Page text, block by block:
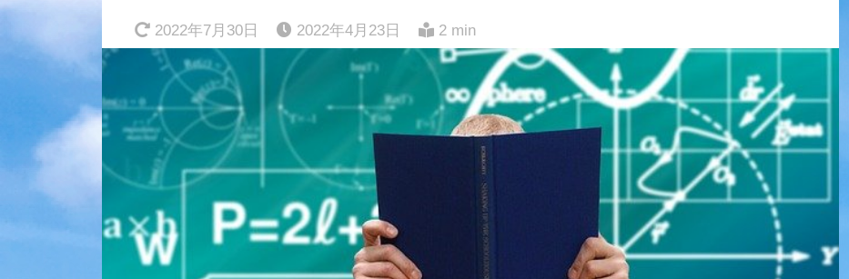
2022年7月30日 2022年4月23日 2 min